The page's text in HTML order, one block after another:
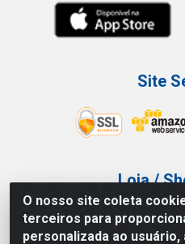
O nosso site coleta
terceiros para
personalizada ao
Site
Loja /
Tel.: (11)
Av Vautier, 587/597